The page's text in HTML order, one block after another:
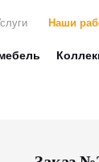
Наши